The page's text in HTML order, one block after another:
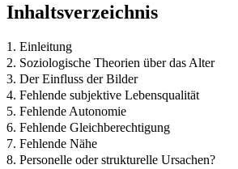
Inhaltsverzeichnis
1. Einleitung
2. Soziologische Theorien über das Alter
3. Der Einfluss der Bilder
4. Fehlende subjektive Lebensqualität
5. Fehlende Autonomie
6. Fehlende Gleichberechtigung
7. Fehlende Nähe
8. Personelle oder strukturelle Ursachen?